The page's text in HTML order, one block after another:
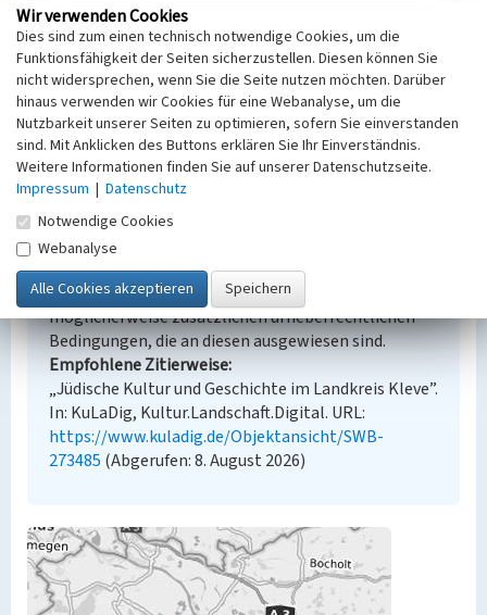
Schlagwörter
Judentum Jüdischer Friedhof Synagoge Mikwe
Gedenkstein
Fachsichten
Kulturlandschaftspflege, Landeskunde
Empfohlene Zitierweise
Urheberrechtlicher Hinweis
Der hier präsentierte Inhalt ist urheberrechtlich
geschützt. Die angezeigten Medien unterliegen
möglicherweise zusätzlichen urheberrechtlichen
Bedingungen, die an diesen ausgewiesen sind.
Empfohlene Zitierweise
„Jüdische Kultur und Geschichte im Landkreis Kleve”.
In: KuLaDig, Kultur.Landschaft.Digital. URL:
https://www.kuladig.de/Objektansicht/SWB-
273485 (Abgerufen: 8. August 2026)
Wir verwenden Cookies
Dies sind zum einen technisch notwendige Cookies, um die
Funktionsfähigkeit der Seiten sicherzustellen. Diesen können Sie
nicht widersprechen, wenn Sie die Seite nutzen möchten. Darüber
hinaus verwenden wir Cookies für eine Webanalyse, um die
Nutzbarkeit unserer Seiten zu optimieren, sofern Sie einverstanden
sind. Mit Anklicken des Buttons erklären Sie Ihr Einverständnis.
Weitere Informationen finden Sie auf unserer Datenschutzseite.
Impressum | Datenschutz
Notwendige Cookies
Webanalyse